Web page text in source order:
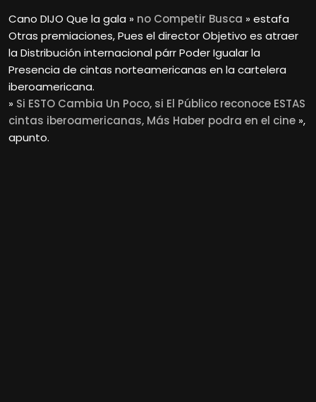
Cano DIJO Que la gala » no Competir Busca » estafa
Otras premiaciones, Pues el director Objetivo es atraer
la Distribución internacional párr Poder Igualar la
Presencia de cintas norteamericanas en la cartelera
iberoamericana.
» Si ESTO Cambia Un Poco, si El Público reconoce ESTAS
cintas iberoamericanas, Más Haber podra en el cine »,
apunto.